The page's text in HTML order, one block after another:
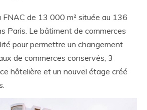
FNAC de 13 000 m² située au 136
Paris. Le bâtiment de commerces
pour permettre un changement
de commerces conservés, 3
hôtelière et un nouvel étage créé